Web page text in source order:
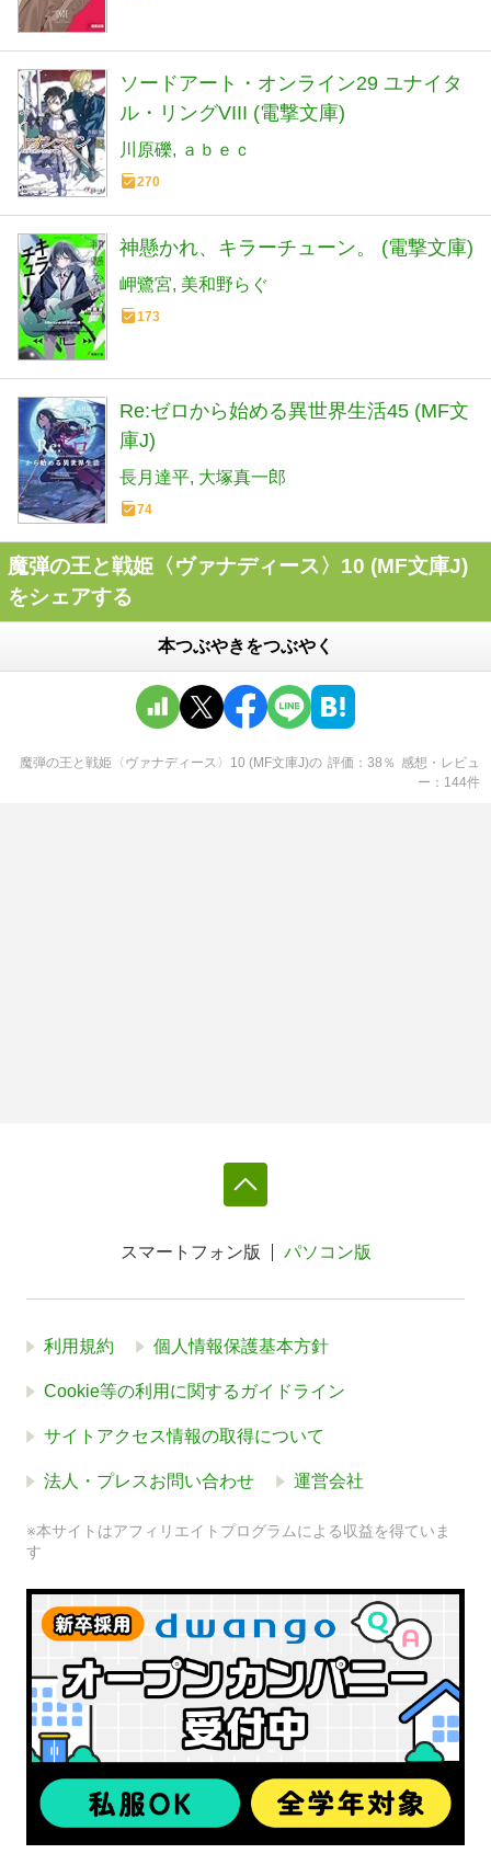
ソードアート・オンライン29 ユナイタ
ル・リングVIII (電撃文庫)
川原礫 ａｂｅｃ
270
神懸かれ、キラーチューン。 (電撃文庫)
岬鷺宮 美和野らぐ
173
Re:ゼロから始める異世界生活45 (MF文
庫J)
長月達平 大塚真一郎
74
魔弾の王と戦姫〈ヴァナディース〉10 (MF文庫J)
をシェアする
本つぶやきをつぶやく
魔弾の王と戦姫〈ヴァナディース〉10 (MF文庫J)の 評価 38 ％ 感想・レビュ
ー
144件
スマートフォン版 パソコン版
利用規約 個人情報保護基本方針
Cookie等の利用に関するガイドライン
サイトアクセス情報の取得について
法人・プレスお問い合わせ 運営会社
※本サイトはアフィリエイトプログラムによる収益を得ていま
す